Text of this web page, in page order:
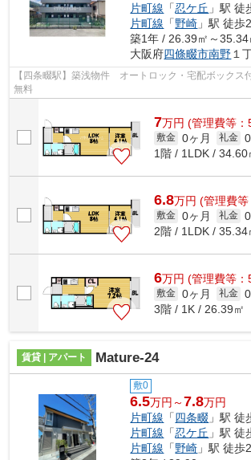
片町線 「忍ケ丘 」駅 徒
片町線 「野崎 」駅 徒歩
築1年 / 26.39㎡～35.34
大阪府四條畷市南野１
【四条畷駅】築浅物件 オートロック・宅配ボック
無料
7万円 (管理費等：
敷金 0ヶ月 礼金
1階 / 1LDK / 34.60
6.8万円 (管理費
敷金 0ヶ月 礼金
2階 / 1LDK / 35.34
6万円 (管理費等：
敷金 0ヶ月 礼金
3階 / 1K / 26.39㎡
賃貸 | アパート Mature-24
敷0
6.5万円～7.8万円
片町線 「四条畷 」駅 徒
片町線 「忍ケ丘 」駅 徒
片町線 「野崎 」駅 徒歩